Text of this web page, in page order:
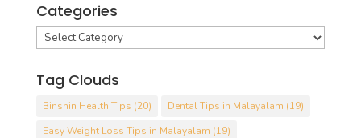
Categories
Categories
Tag Clouds
Binshin Health Tips (20) Dental Tips in Malayalam (19)
Easy Weight Loss Tips in Malayalam (19)